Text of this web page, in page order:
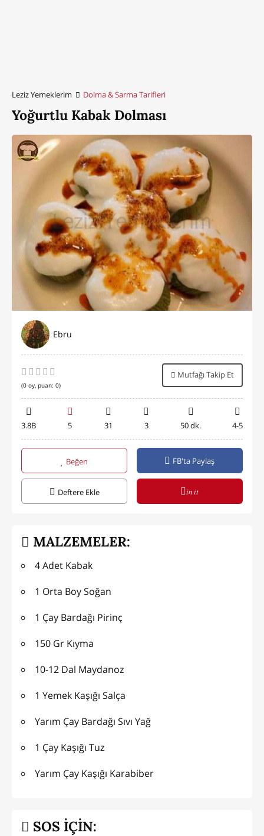
Leziz Yemeklerim Dolma & Sarma Tarifleri
Yoğurtlu Kabak Dolması
Ebru
(0 oy, puan: 0)
Mutfağı Takip Et
3.8B 5 31 3 50 dk. 4-5
Beğen FB'ta Paylaş
Deftere Ekle in it
MALZEMELER:
4 Adet Kabak
1 Orta Boy Soğan
1 Çay Bardağı Pirinç
150 Gr Kıyma
10-12 Dal Maydanoz
1 Yemek Kaşığı Salça
Yarım Çay Bardağı Sıvı Yağ
1 Çay Kaşığı Tuz
Yarım Çay Kaşığı Karabiber
SOS İÇİN: